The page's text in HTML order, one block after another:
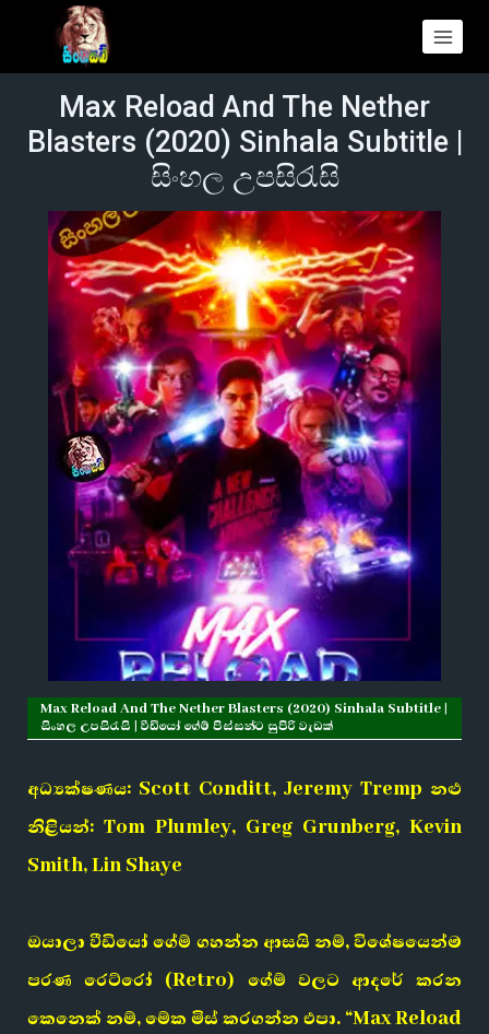
Max Reload And The Nether
Blasters (2020) Sinhala Subtitle |
සිංහල උපසිරැසි
Max Reload And The Nether Blasters (2020) Sinhala Subtitle |
සිංහල උපසිරැසි | වීඩියෝ ගේම් පිස්සන්ට සුපිරි වැඩක්
අධ්‍යක්ෂණය: Scott Conditt, Jeremy Tremp නළු
නිළියන්: Tom Plumley, Greg Grunberg, Kevin
Smith, Lin Shaye
ඔයාලා වීඩියෝ ගේම් ගහන්න ආසයි නම්, විශේෂයෙන්ම
පරණ රෙට්රෝ (Retro) ගේම් වලට ආදරේ කරන
කෙනෙක් නම්, මේක මිස් කරගන්න එපා. “Max Reload